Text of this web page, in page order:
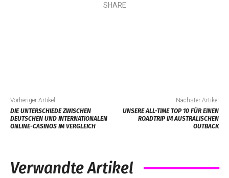
SHARE
Vorheriger Artikel
DIE UNTERSCHIEDE ZWISCHEN
DEUTSCHEN UND INTERNATIONALEN
ONLINE-CASINOS IM VERGLEICH
Nächster Artikel
UNSERE ALL-TIME TOP 10 FÜR EINEN
ROADTRIP IM AUSTRALISCHEN
OUTBACK
Verwandte Artikel